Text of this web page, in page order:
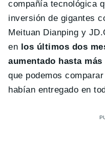
compañía tecnológica
inversión de gigantes
Meituan Dianping y
en los últimos dos
aumentado hasta más
que podemos
habían entregado en